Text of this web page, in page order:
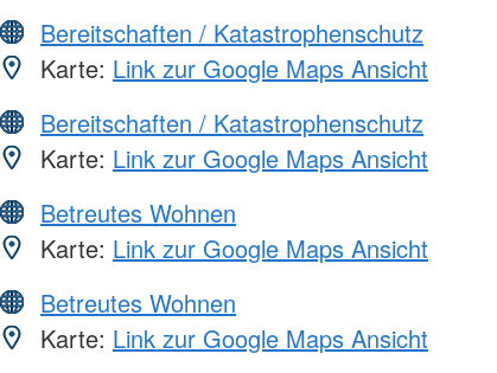
Bereitschaften / Katastrophenschutz
Karte: Link zur Google Maps Ansicht
Bereitschaften / Katastrophenschutz
Karte: Link zur Google Maps Ansicht
Betreutes Wohnen
Karte: Link zur Google Maps Ansicht
Betreutes Wohnen
Karte: Link zur Google Maps Ansicht